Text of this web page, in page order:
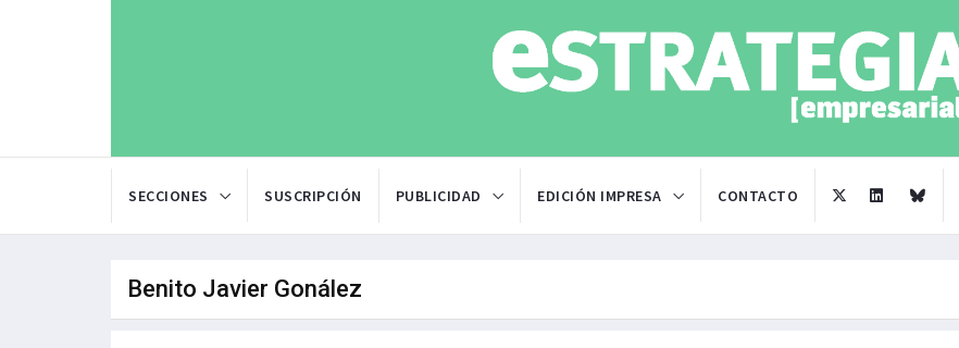
SECCIONES SUSCRIPCIÓN PUBLICIDAD EDICIÓN IMPRESA CONTACTO
Benito Javier Gonález